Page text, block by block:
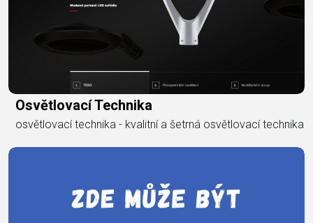
Osvětlovací Technika
osvětlovací technika - kvalitní a šetrná osvětlovací technika